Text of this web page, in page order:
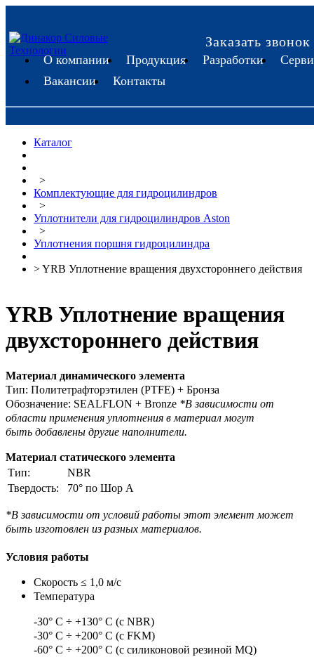
Заказать звонок
О компании Продукция Разработки
Вакансии
Контакты
Каталог
>
Комплектующие для гидроцилиндров
>
Уплотнители для гидроцилиндров Aston
>
Уплотнения поршня гидроцилиндра
> YRB Уплотнение вращения двухстороннего действия
YRB Уплотнение вращения
двухстороннего действия
Материал динамического элемента
Тип: Политетрафторэтилен (PTFE) + Бронза
Обозначение: SEALFLON + Bronze *В зависимости от
области применения уплотнения в материал могут
быть добавлены другие наполнители.
Материал статического элемента
Тип:
NBR
Твердость:
70° по Шор A
*В зависимости от условий работы этот элемент может
быть изготовлен из разныхматериалов.
Условия работы
Скорость ≤ 1,0 м/с
Температура
-30° C ÷ +130° C (с NBR)
-30° C ÷ +200° C (с FKM)
-60° C ÷ +200° C (c силиконовой резиной MQ)